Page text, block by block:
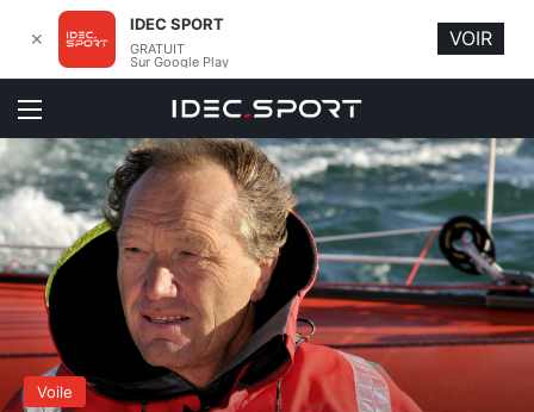
Menu
Voile
✕
IDEC SPORT
GRATUIT
Sur Google Play
VOIR